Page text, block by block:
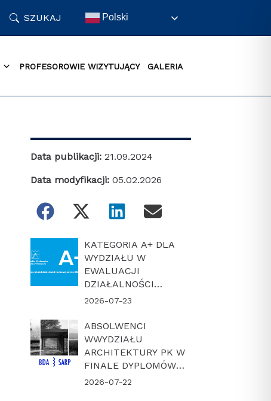
SZUKAJ Polski
PROFESOROWIE WIZYTUJĄCY GALERIA
Data publikacji: 21.09.2024
Data modyfikacji: 05.02.2026
KATEGORIA A+ DLA
WYDZIAŁU W
EWALUACJI
DZIAŁALNOŚCI
NAUKOWEJ W
2026-07-23
ABSOLWENCI
WWYDZIAŁU
ARCHITEKTURY PK W
FINALE DYPLOMÓW
ROKU BDA-SARP 2026
2026-07-22